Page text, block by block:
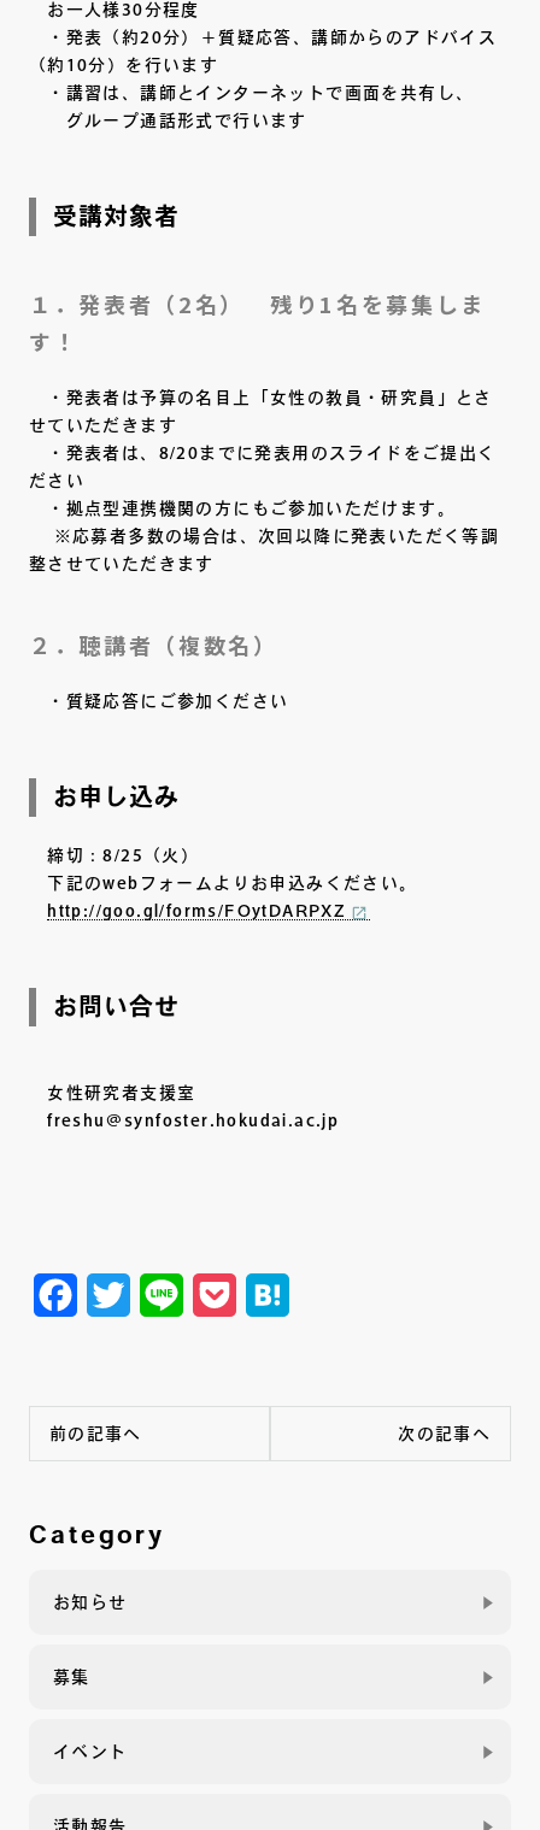
お一人様30分程度
・発表（約20分）＋質疑応答、講師からのアドバイス
（約10分）を行います
・講習は、講師とインターネットで画面を共有し、
グループ通話形式で行います
受講対象者
１．発表者（2名） 残り1名を募集しま
す！
・発表者は予算の名目上「女性の教員・研究員」とさ
せていただきます
・発表者は、8/20までに発表用のスライドをご提出く
ださい
・拠点型連携機関の方にもご参加いただけます。
※応募者多数の場合は、次回以降に発表いただく等調
整させていただきます
２．聴講者（複数名）
・質疑応答にご参加ください
お申し込み
締切：8/25（火）
下記のwebフォームよりお申込みください。
http://goo.gl/forms/FOytDARPXZ
お問い合せ
女性研究者支援室
freshu@synfoster.hokudai.ac.jp
Facebook
TwitterLine Pocket
前の記事へ 次の記事へ
Category
お知らせ
募集
イベント
活動報告